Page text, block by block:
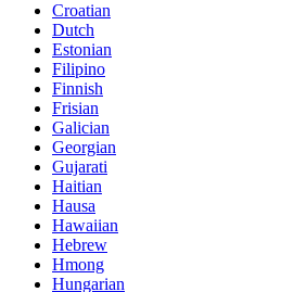
Croatian
Dutch
Estonian
Filipino
Finnish
Frisian
Galician
Georgian
Gujarati
Haitian
Hausa
Hawaiian
Hebrew
Hmong
Hungarian